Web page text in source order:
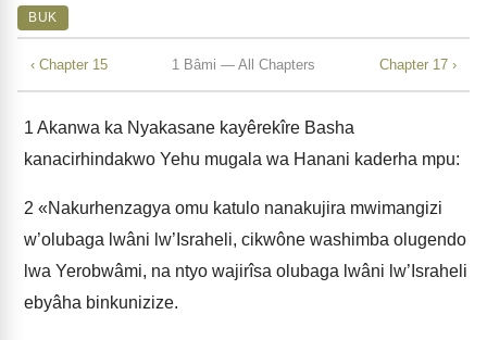
BUK
‹ Chapter 15 1 Bâmi — All Chapters Chapter 17 ›
1 Akanwa ka Nyakasane kayêrekîre Basha
kanacirhindakwo Yehu mugala wa Hanani kaderha mpu:
2 «Nakurhenzagya omu katulo nanakujira mwimangizi
w’olubaga lwâni lw’Israheli, cikwône washimba olugendo
lwa Yerobwâmi, na ntyo wajirîsa olubaga lwâni lw’Israheli
ebyâha binkunizize.